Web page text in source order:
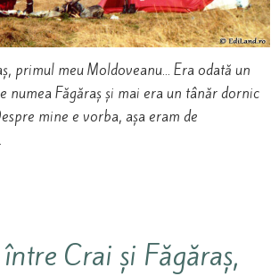
primul meu Moldoveanu… Era odată un
numea Făgăraș și mai era un tânăr dornic
mine e vorba, așa eram de
Crai și Făgăraș,